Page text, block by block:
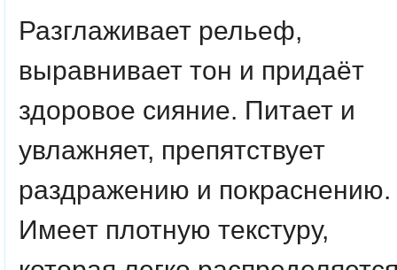
Разглаживает рельеф,
выравнивает тон и придаёт
здоровое сияние. Питает и
увлажняет, препятствует
раздражению и покраснению.
Имеет плотную текстуру,